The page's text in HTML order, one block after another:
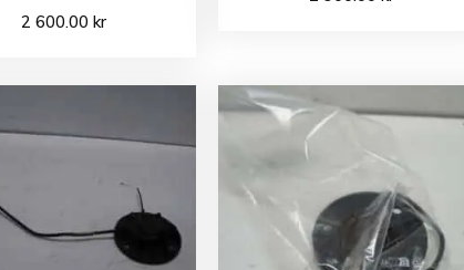
2 600.00 kr